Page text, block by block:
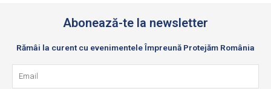
Abonează-te la newsletter
Rămâi la curent cu evenimentele Împreună Protejăm România